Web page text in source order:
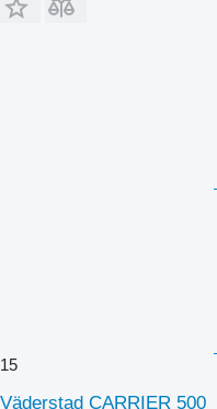
15
Väderstad CARRIER 500